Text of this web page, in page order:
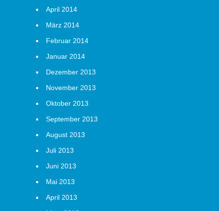
April 2014
März 2014
Februar 2014
Januar 2014
Dezember 2013
November 2013
Oktober 2013
September 2013
August 2013
Juli 2013
Juni 2013
Mai 2013
April 2013